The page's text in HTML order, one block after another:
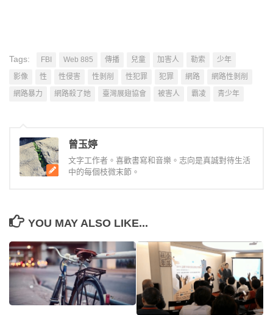
Tags: FBI Web 885 傳播 兒童 加害人 勒索
少年
影像
性 性侵害 性剝削 性犯罪 犯罪 網路
網路性剝削
網路暴力
網路殺了她 臺灣展翅協會 被害人 霸凌 青少年
曾玉婷
文字工作者。喜歡書寫和音樂。志向是真誠對待生活
中的每個枝微末節。
YOU MAY ALSO LIKE...